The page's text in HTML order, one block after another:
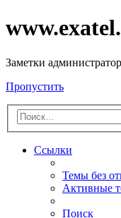
Заметки
Пропустить
Ссылки
Темы без
Активные
Поиск